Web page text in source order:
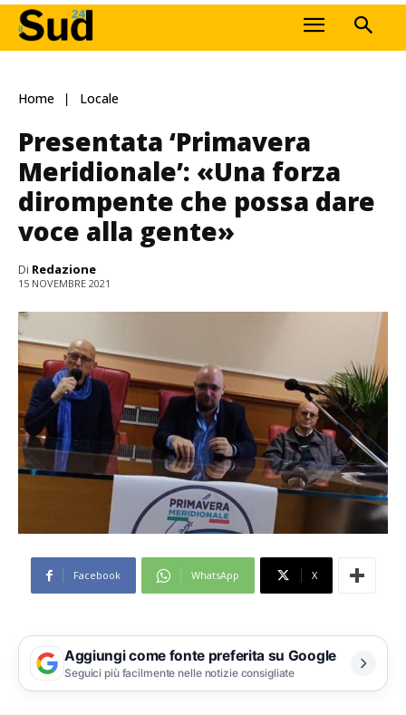
Home Locale
Presentata ‘Primavera
Meridionale’: «Una forza
dirompente che possa dare
voce alla gente»
Di Redazione
15 NOVEMBRE 2021
Facebook WhatsApp X
Aggiungi come fonte preferita su Google
Seguici più facilmente nelle notizie consigliate